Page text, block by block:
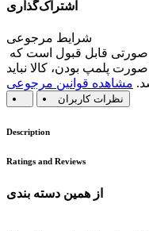
اشتراک‌گذاری
شرایط مرجوعی
پلمپ بودن، کالا نباید
مشاهده قوانین مرجوعی
نظرات کاربران
Description
Ratings and Reviews
از همین دسته بندی